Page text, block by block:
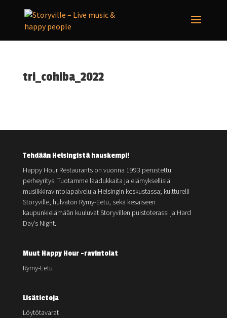
tri_cohiba_2022
Tehdään Helsingistä hauskempi!
Happy Hour Restaurants on vuonna 1993 perustettu
perheyritys. Tuotamme laadukkaita ja elämyksellisiä
musiikkiravintolapalveluja Helsingin keskustassa; kultturelli
Storyville, hulvaton Rymy-Eetu, sekä kesäiseen
kaupunkielämään kuuluvat Storyvillen puistoterassi ja Hard
Day’s Night.
Muut Happy Hour -ravintolat
Rymy-Eetu
Lisätietoja
Löytötavarat